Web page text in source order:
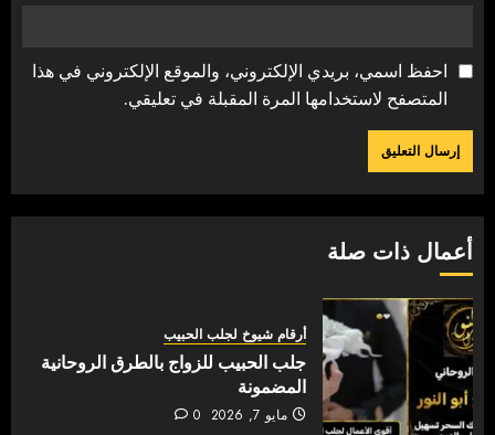
احفظ اسمي، بريدي الإلكتروني، والموقع الإلكتروني في هذا
المتصفح لاستخدامها المرة المقبلة في تعليقي.
أعمال ذات صلة
أرقام شيوخ لجلب الحبيب
جلب الحبيب للزواج بالطرق الروحانية
المضمونة
مايو 7, 2026 0